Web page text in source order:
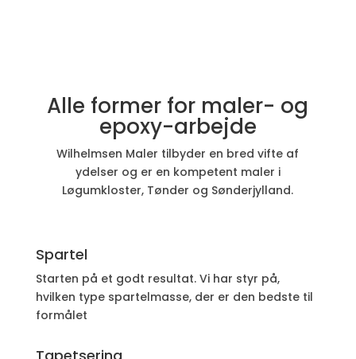
Alle former for maler- og
epoxy-arbejde
Wilhelmsen Maler tilbyder en bred vifte af
ydelser og er en kompetent maler i
Løgumkloster, Tønder og Sønderjylland.
Spartel
Starten på et godt resultat. Vi har styr på,
hvilken type spartelmasse, der er den bedste til
formålet